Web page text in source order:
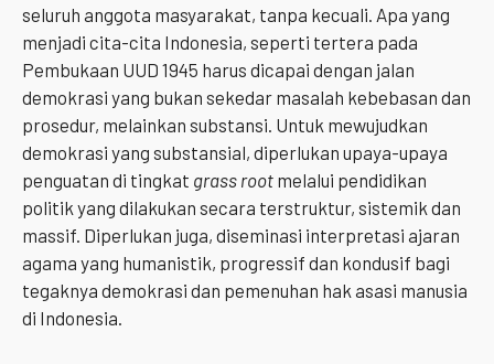
seluruh anggota masyarakat, tanpa kecuali. Apa yang
menjadi cita-cita Indonesia, seperti tertera pada
Pembukaan UUD 1945 harus dicapai dengan jalan
demokrasi yang bukan sekedar masalah kebebasan dan
prosedur, melainkan substansi. Untuk mewujudkan
demokrasi yang substansial, diperlukan upaya-upaya
penguatan di tingkat grass root melalui pendidikan
politik yang dilakukan secara terstruktur, sistemik dan
massif. Diperlukan juga, diseminasi interpretasi ajaran
agama yang humanistik, progressif dan kondusif bagi
tegaknya demokrasi dan pemenuhan hak asasi manusia
di Indonesia.